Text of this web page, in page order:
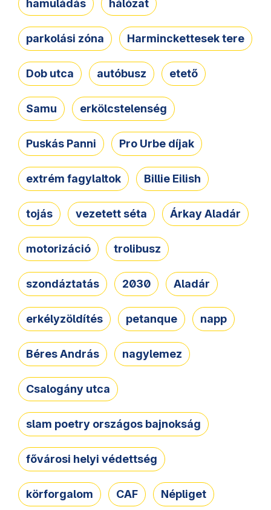
hamuládás hálózat
parkolási zóna Harminckettesek tere
Dob utca autóbusz etető
Samu erkölcstelenség
Puskás Panni Pro Urbe díjak
extrém fagylaltok Billie Eilish
tojás vezetett séta Árkay Aladár
motorizáció trolibusz
szondáztatás 2030 Aladár
erkélyzöldítés petanque napp
Béres András nagylemez
Csalogány utca
slam poetry országos bajnokság
fővárosi helyi védettség
körforgalom CAF Népliget